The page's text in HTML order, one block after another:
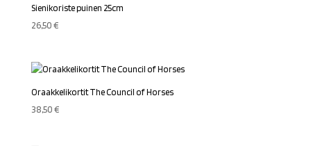
Sienikoriste puinen 25cm
26,50€
Oraakkelikortit The Council of Horses
38,50€